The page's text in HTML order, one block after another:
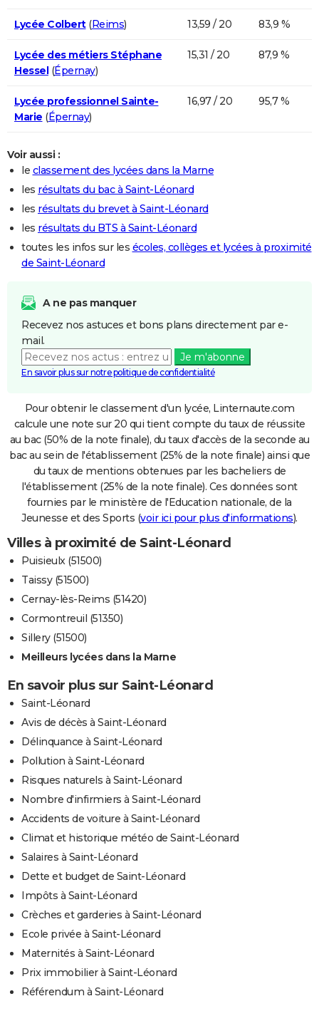
Lycée Colbert(Reims) 13,59 / 20 83,9 %
Lycée des métiers Stéphane
Hessel(Épernay)
15,31 / 20 87,9 %
Lycée professionnel Sainte-
Marie (Épernay)
16,97 / 20 95,7 %
Voir aussi :
le classement des lycées dans la Marne
les résultats du bac à Saint-Léonard
les résultats du brevet à Saint-Léonard
les résultats du BTS à Saint-Léonard
toutes les infos sur les écoles, collèges et lycées à proximité
de Saint-Léonard
A ne pas manquer
Recevez nos astuces et bons plans directement par e-
mail.
Je m'abonne
En savoir plus sur notre politique de confidentialité
Pour obtenir le classement d'un lycée, Linternaute.com
calcule une note sur 20 qui tient compte du taux de réussite
au bac (50% de la note finale), du taux d'accès de la seconde au
bac au sein de l'établissement (25% de la note finale) ainsi que
du taux de mentions obtenues par les bacheliers de
l'établissement (25% de la note finale). Ces données sont
fournies par le ministère de l'Education nationale, de la
Jeunesse et des Sports (voir ici pour plus d'informations).
Villes à proximité de Saint-Léonard
Puisieulx (51500)
Taissy (51500)
Cernay-lès-Reims (51420)
Cormontreuil (51350)
Sillery (51500)
Meilleurs lycées dans la Marne
En savoir plus sur Saint-Léonard
Saint-Léonard
Avis de décès à Saint-Léonard
Délinquance à Saint-Léonard
Pollution à Saint-Léonard
Risques naturels à Saint-Léonard
Nombre d'infirmiers à Saint-Léonard
Accidents de voiture à Saint-Léonard
Climat et historique météo de Saint-Léonard
Salaires à Saint-Léonard
Dette et budget de Saint-Léonard
Impôts à Saint-Léonard
Crèches et garderies à Saint-Léonard
Ecole privée à Saint-Léonard
Maternités à Saint-Léonard
Prix immobilier à Saint-Léonard
Référendum à Saint-Léonard